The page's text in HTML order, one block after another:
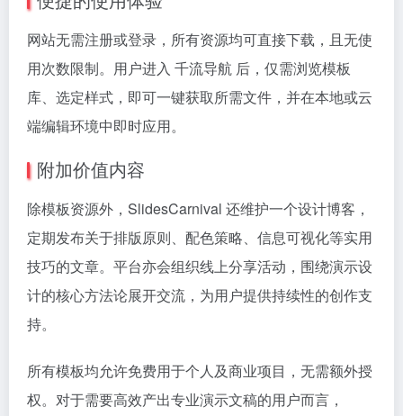
网站无需注册或登录，所有资源均可直接下载，且无使
用次数限制。用户进入 千流导航 后，仅需浏览模板
库、选定样式，即可一键获取所需文件，并在本地或云
端编辑环境中即时应用。
附加价值内容
除模板资源外，SlidesCarnival 还维护一个设计博客，
定期发布关于排版原则、配色策略、信息可视化等实用
技巧的文章。平台亦会组织线上分享活动，围绕演示设
计的核心方法论展开交流，为用户提供持续性的创作支
持。
所有模板均允许免费用于个人及商业项目，无需额外授
权。对于需要高效产出专业演示文稿的用户而言，